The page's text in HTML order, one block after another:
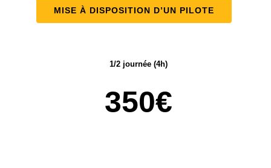
MISE À DISPOSITION D’UN PILOTE
1/2 journée (4h)
350€